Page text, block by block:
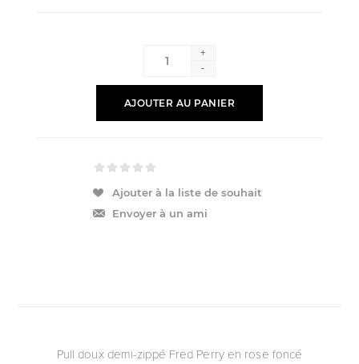
+
-
AJOUTER AU PANIER
Ajouter à la liste de souhait
Envoyer à un ami
Pull doux demi-zippé Fred Perry en rose foncé